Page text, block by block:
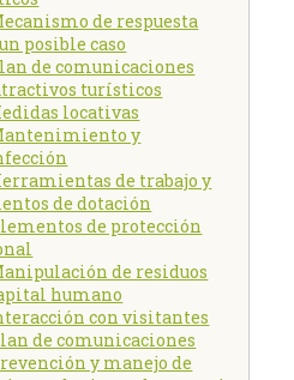
de respuesta
posible caso
de comunicaciones
turísticos
locativas
y
de trabajo y
de dotación
de protección
de residuos
humano
con visitantes
de comunicaciones
y manejo de